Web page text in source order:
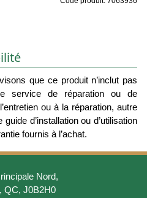
que ce produit n’inclut pas
service de réparation ou de
ou à la réparation, autre
d’installation ou d’utilisation
fournis à l’achat.
Nord,
QC, J0B2H0